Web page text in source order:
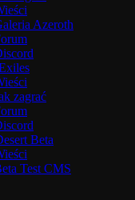
Azeroth
zagrać
Beta
Test CMS